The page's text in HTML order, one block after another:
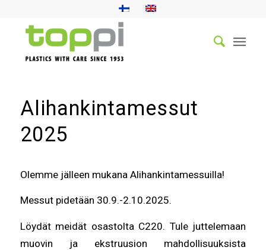
Alihankintamessut
2025
Olemme jälleen mukana Alihankintamessuilla!
Messut pidetään 30.9.-2.10.2025.
Löydät meidät osastolta C220. Tule juttelemaan
muovin ja ekstruusion mahdollisuuksista